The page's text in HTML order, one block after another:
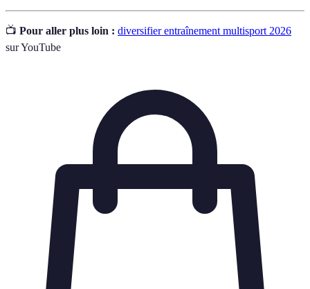
📺 Pour aller plus loin : diversifier entraînement multisport 2026
sur YouTube